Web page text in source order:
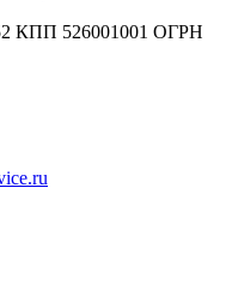
КПП 526001001 ОГРН